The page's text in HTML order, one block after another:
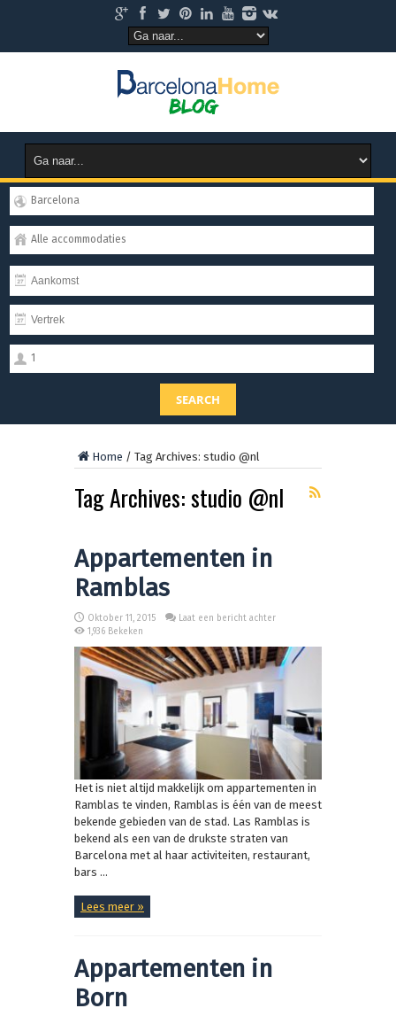
Barcelona
Alle accommodaties
1
SEARCH
Home / Tag Archives: studio @nl
Tag Archives:studio @nl
Appartementen in
Ramblas
Oktober 11, 2015
Laat een bericht achter
1,936 Bekeken
Het is niet altijd makkelijk om appartementen in
Ramblas te vinden, Ramblas is één van de meest
bekende gebieden van de stad. Las Ramblas is
bekend als een van de drukste straten van
Barcelona met al haar activiteiten, restaurant,
bars ...
Lees meer »
Appartementen in
Born